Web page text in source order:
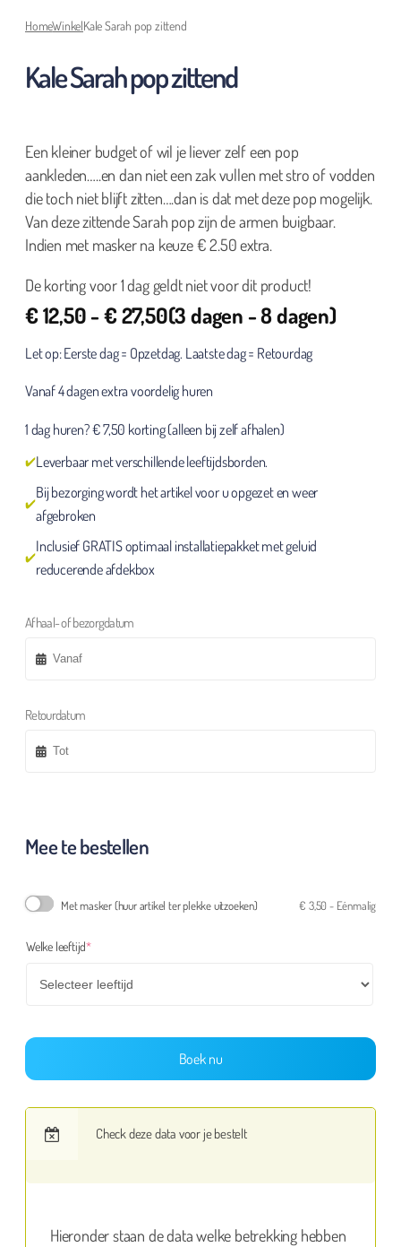
HomeWinkelKale Sarah pop zittend
Kale Sarah pop zittend
Een kleiner budget of wil je liever zelf een pop
aankleden…..en dan niet een zak vullen met stro of vodden
die toch niet blijft zitten….dan is dat met deze pop mogelijk.
Van deze zittende Sarah pop zijn de armen buigbaar.
Indien met masker na keuze € 2.50 extra.
De korting voor 1 dag geldt niet voor dit product!
€12,50-€27,50(3 dagen - 8 dagen)
Let op: Eerste dag = Opzetdag. Laatste dag = Retourdag
Vanaf 4 dagen extra voordelig huren
1 dag huren? € 7,50 korting (alleen bij zelf afhalen)
Leverbaar met verschillende leeftijdsborden.
Bij bezorging wordt het artikel voor u opgezet en weer
afgebroken
Inclusief GRATIS optimaal installatiepakket met geluid
reducerende afdekbox
Afhaal- of bezorgdatum
Retourdatum
Mee te bestellen
Met masker (huur artikel ter plekke uitzoeken) € 3,50- Eénmalig
Welke leeftijd*(required)
Boek nu
Check deze data voor je bestelt
Hieronder staan de data welke betrekking hebben